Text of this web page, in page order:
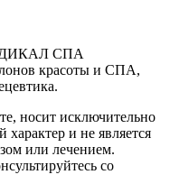
СПА
красоты и СПА,
носит исключительно
и не является
или лечением.
со